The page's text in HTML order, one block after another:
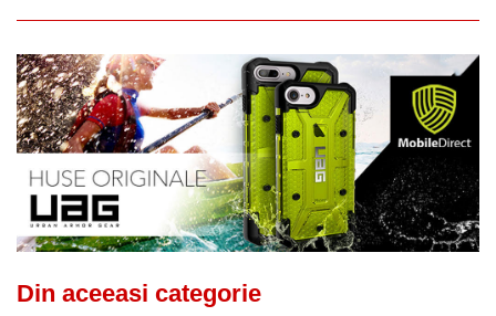
Din aceeasi categorie